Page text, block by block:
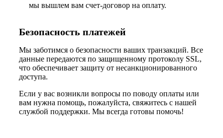
мы вышлем вам счет-договор на оплату.
Безопасность платежей
Мы заботимся о безопасности ваших транзакций. Все
данные передаются по защищенному протоколу SSL,
что обеспечивает защиту от несанкционированного
доступа.
Если у вас возникли вопросы по поводу оплаты или
вам нужна помощь, пожалуйста, свяжитесь с нашей
службой поддержки. Мы всегда готовы помочь!